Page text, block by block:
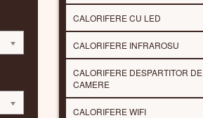
CALORIFERE CU LED
CALORIFERE INFRAROSU
CALORIFERE DESPARTITOR DE
CAMERE
CALORIFERE WIFI